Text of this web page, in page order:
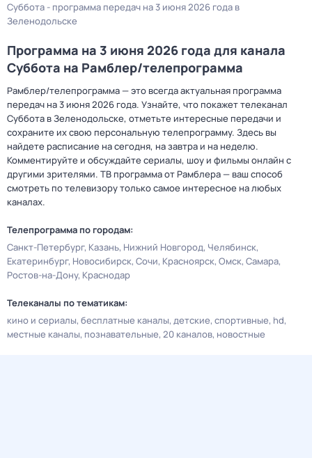
Суббота - программа передач на 3 июня 2026 года в
Зеленодольске
Программа на 3 июня 2026 года для канала
Суббота на Рамблер/телепрограмма
Рамблер/телепрограмма — это всегда актуальная программа
передач на 3 июня 2026 года. Узнайте, что покажет телеканал
Суббота в Зеленодольске, отметьте интересные передачи и
сохраните их свою персональную телепрограмму. Здесь вы
найдете расписание на сегодня, на завтра и на неделю.
Комментируйте и обсуждайте сериалы, шоу и фильмы онлайн с
другими зрителями. ТВ программа от Рамблера — ваш способ
смотреть по телевизору только самое интересное на любых
каналах.
Телепрограмма по городам:
Санкт-Петербург Казань Нижний Новгород Челябинск
Екатеринбург Новосибирск Сочи Красноярск Омск Самара
Ростов-на-Дону Краснодар
Телеканалы по тематикам:
кино и сериалы бесплатные каналы детские спортивные hd
местные каналы познавательные 20 каналов новостные